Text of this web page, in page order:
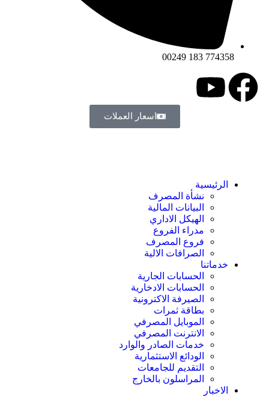
774358 183 00249
اسعار العملات
الرئيسية
نشأة المصرف
البيانات المالية
الهيكل الاداري
مدراء الفروع
فروع المصرف
الصرافات الالية
خدماتنا
الحسابات الجارية
الحسابات الادخارية
الصيرفة الاكترونية
بطاقة ثمرات
الموبايل المصرفي
الانترنت المصرفي
خدمات الصادر والوارد
الودائع الاستثمارية
التقديم للجامعات
المراسلون بالخارج
الاخبار